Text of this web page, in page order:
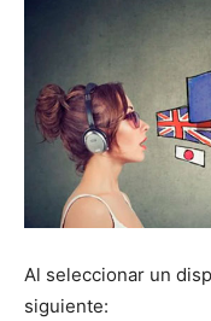
Al seleccionar un
siguiente: